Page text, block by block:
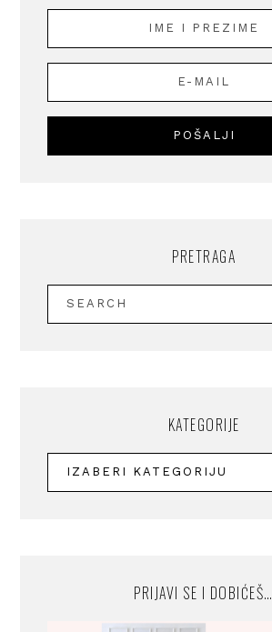
PRETRAGA
KATEGORIJE
PRIJAVI SE I DOBIĆEŠ…